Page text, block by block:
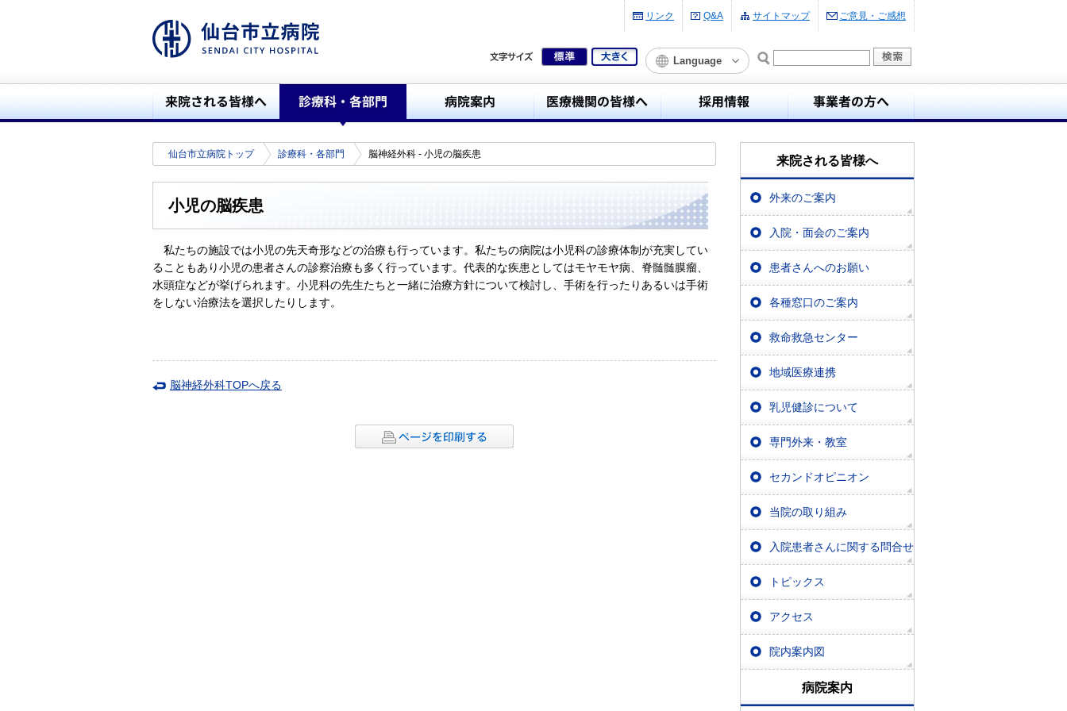
リンク Q&A サイトマップ ご意見・ご感想
Language
仙台市立病院トップ 診療科・各部門 脳神経外科 - 小児の脳疾患
小児の脳疾患
私たちの施設では小児の先天奇形などの治療も行っています。私たちの病院は小児科の診療体制が充実してい
ることもあり小児の患者さんの診察治療も多く行っています。代表的な疾患としてはモヤモヤ病、脊髄髄膜瘤、
水頭症などが挙げられます。小児科の先生たちと一緒に治療方針について検討し、手術を行ったりあるいは手術
をしない治療法を選択したりします。
脳神経外科TOPへ戻る
来院される皆様へ
外来のご案内
入院・面会のご案内
患者さんへのお願い
各種窓口のご案内
救命救急センター
地域医療連携
乳児健診について
専門外来・教室
セカンドオピニオン
当院の取り組み
入院患者さんに関する問合せ
トピックス
アクセス
院内案内図
病院案内